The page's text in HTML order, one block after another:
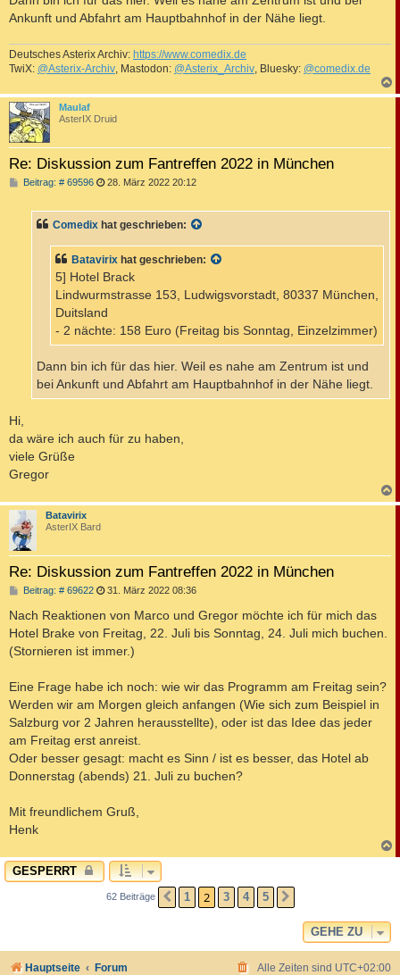
Ankunft und Abfahrt am Hauptbahnhof in der Nähe liegt.
Deutsches Asterix Archiv: https://www.comedix.de
TwiX: @Asterix-Archiv , Mastodon: @Asterix_Archiv , Bluesky: @comedix.de
a
Maulaf
AsterIX Druid
Re: Diskussion zum Fantreffen 2022 in München
Beitrag: # 69596B
r
28. März 2022 20:12
Comedix hat geschrieben:
Batavirix hat geschrieben:
5] Hotel Brack
Lindwurmstrasse 153, Ludwigsvorstadt, 80337 München,
Duitsland
- 2 nächte: 158 Euro (Freitag bis Sonntag, Einzelzimmer)
Dann bin ich für das hier. Weil es nahe am Zentrum ist und
bei Ankunft und Abfahrt am Hauptbahnhof in der Nähe liegt.
Hi,
da wäre ich auch für zu haben,
viele Grüße
Gregor
a
Batavirix
AsterIX Bard
Re: Diskussion zum Fantreffen 2022 in München
Beitrag: # 69622B
i
r
a
g
31. März 2022 08:36
Nach Reaktionen von Marco und Gregor möchte ich für mich das
Hotel Brake von Freitag, 22. Juli bis Sonntag, 24. Juli mich buchen.
(Stornieren ist immer.)
Eine Frage habe ich noch: wie wir das Programm am Freitag sein?
Werden wir am Morgen gleich anfangen (Wie sich zum Beispiel in
Salzburg vor 2 Jahren herausstellte), oder ist das Idee das jeder
am Freitag erst anreist.
Oder besser gesagt: macht es Sinn / ist es besser, das Hotel ab
Donnerstag (abends) 21. Juli zu buchen?
Mit freundlichem Gruß,
Henk
a
GESPERRT
62 Beiträge VORHERIGE
1 2 3 4 5
GEHE ZU
Hauptseite Forum Alle Zeiten sind UTC+02:00